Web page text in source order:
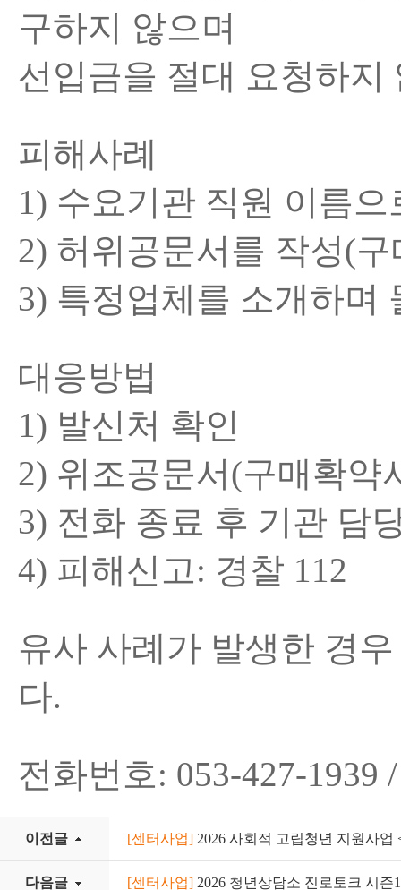
구하지 않으며
선입금을 절대 요청하지
피해사례
1) 수요기관 직원 이름
2) 허위공문서를 작성(
3) 특정업체를 소개하며
대응방법
1) 발신처 확인
2) 위조공문서(구매확약
3) 전화 종료 후 기관 담
4) 피해신고: 경찰 112
유사 사례가 발생한 경
다.
전화번호: 053-427-1939
이전글 [센터사업] 2026 사회적 고립청년 지원사
다음글 [센터사업] 2026 청년상담소 진로토크 시즌